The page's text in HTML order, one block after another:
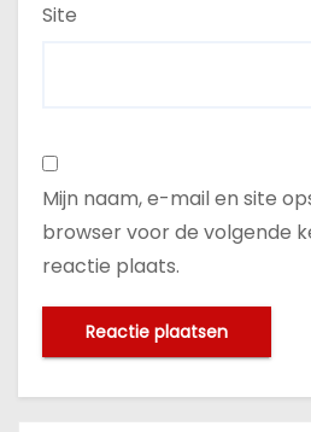
Site
Mijn naam, e-mail en site
browser voor de volgende
reactie plaats.